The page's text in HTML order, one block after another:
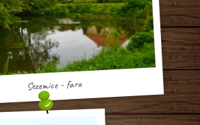
Sezemice - fara